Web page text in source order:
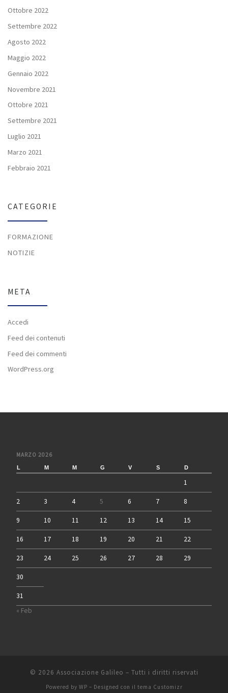
Ottobre 2022
Settembre 2022
Agosto 2022
Maggio 2022
Gennaio 2022
Novembre 2021
Ottobre 2021
Settembre 2021
Luglio 2021
Marzo 2021
Febbraio 2021
CATEGORIE
FORMAZIONE
NOTIZIE
META
Accedi
Feed dei contenuti
Feed dei commenti
WordPress.org
MARZO 2026
L M M G V S D
1
2 3 4 5 6 7 8
9 10 11 12 13 14 15
16 17 18 19 20 21 22
23 24 25 26 27 28 29
30
31
« Feb
© 2026 Associazione Galileo – Tutti i diritti riservati
Powered by WP – Designed con il tema Customizr